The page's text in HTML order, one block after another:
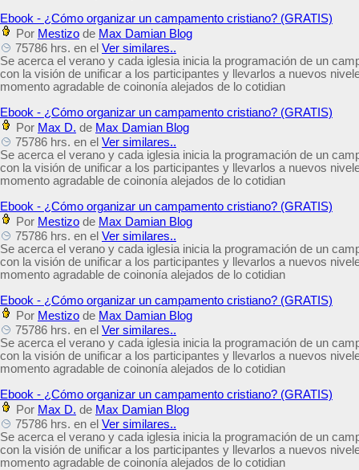
Ebook - ¿Cómo organizar un campamento cristiano? (GRATIS)
Por Mestizo de Max Damian Blog
75786 hrs. en el Ver similares..
Se acerca el verano y cada iglesia inicia la programación de un
con la visión de unificar a los participantes y llevarlos a nuevos
momento agradable de coinonía alejados de lo cotidian
Ebook - ¿Cómo organizar un campamento cristiano? (GRATIS)
Por Max D. de Max Damian Blog
75786 hrs. en el Ver similares..
Se acerca el verano y cada iglesia inicia la programación de un
con la visión de unificar a los participantes y llevarlos a nuevos
momento agradable de coinonía alejados de lo cotidian
Ebook - ¿Cómo organizar un campamento cristiano? (GRATIS)
Por Mestizo de Max Damian Blog
75786 hrs. en el Ver similares..
Se acerca el verano y cada iglesia inicia la programación de un
con la visión de unificar a los participantes y llevarlos a nuevos
momento agradable de coinonía alejados de lo cotidian
Ebook - ¿Cómo organizar un campamento cristiano? (GRATIS)
Por Mestizo de Max Damian Blog
75786 hrs. en el Ver similares..
Se acerca el verano y cada iglesia inicia la programación de un
con la visión de unificar a los participantes y llevarlos a nuevos
momento agradable de coinonía alejados de lo cotidian
Ebook - ¿Cómo organizar un campamento cristiano? (GRATIS)
Por Max D. de Max Damian Blog
75786 hrs. en el Ver similares..
Se acerca el verano y cada iglesia inicia la programación de un
con la visión de unificar a los participantes y llevarlos a nuevos
momento agradable de coinonía alejados de lo cotidian